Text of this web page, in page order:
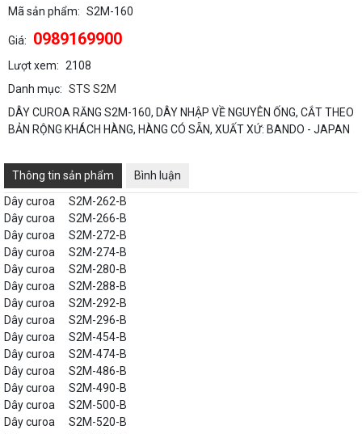
Mã sản phẩm: S2M-160
Giá: 0989169900
Lượt xem: 2108
Danh mục: STS S2M
DÂY CUROA RĂNG S2M-160, DÂY NHẬP VỀ NGUYÊN ỐNG, CẮT THEO
BẢN RỘNG KHÁCH HÀNG, HÀNG CÓ SẴN, XUẤT XỨ: BANDO - JAPAN
Thông tin sản phẩm
Bình luận
Dây curoa
S2M-262-B
Dây curoa
S2M-266-B
Dây curoa
S2M-272-B
Dây curoa
S2M-274-B
Dây curoa
S2M-280-B
Dây curoa
S2M-288-B
Dây curoa
S2M-292-B
Dây curoa
S2M-296-B
Dây curoa
S2M-454-B
Dây curoa
S2M-474-B
Dây curoa
S2M-486-B
Dây curoa
S2M-490-B
Dây curoa
S2M-500-B
Dây curoa
S2M-520-B